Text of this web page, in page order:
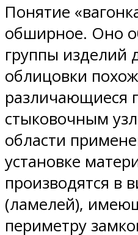
Понятие
обширное. Оно
группы изделий
облицовки
различающиеся
стыковочным
области
установке
производятся в
(ламелей),
периметру